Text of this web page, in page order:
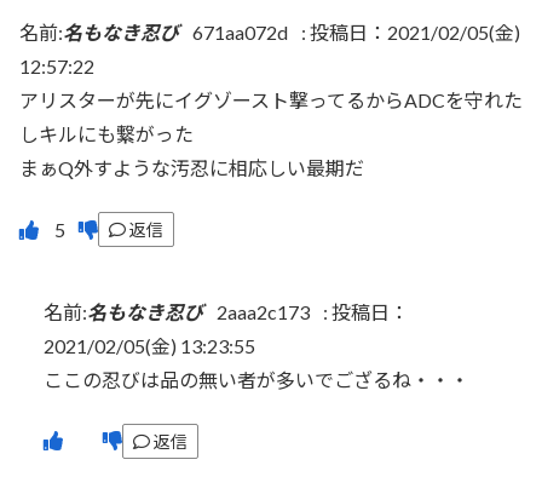
名前:名もなき忍び 671aa072d : 投稿日：2021/02/05(金)
12:57:22
アリスターが先にイグゾースト撃ってるからADCを守れた
しキルにも繋がった
まぁQ外すような汚忍に相応しい最期だ
返信
名前:名もなき忍び 2aaa2c173 : 投稿日：
2021/02/05(金) 13:23:55
ここの忍びは品の無い者が多いでござるね・・・
返信